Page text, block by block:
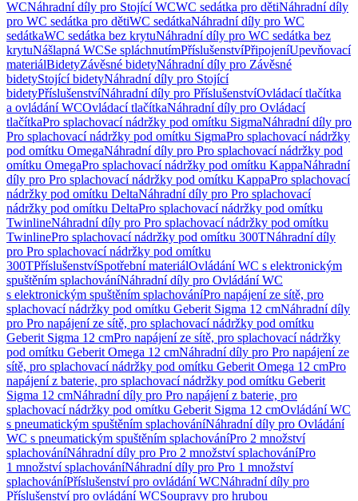
WCNáhradní díly pro Stojící WCWC sedátka pro dětiNáhradní díly
pro WC sedátka pro dětiWC sedátkaNáhradní díly pro WC
sedátkaWC sedátka bez krytuNáhradní díly pro WC sedátka bez
krytuNášlapná WCSe spláchnutímPříslušenstvíPřipojeníUpevňovací
materiálBidetyZávěsné bidetyNáhradní díly pro Závěsné
bidetyStojící bidetyNáhradní díly pro Stojící
bidetyPříslušenstvíNáhradní díly pro PříslušenstvíOvládací tlačítka
a ovládání WCOvládací tlačítkaNáhradní díly pro Ovládací
tlačítkaPro splachovací nádržky pod omítku SigmaNáhradní díly pro
Pro splachovací nádržky pod omítku SigmaPro splachovací nádržky
pod omítku OmegaNáhradní díly pro Pro splachovací nádržky pod
omítku OmegaPro splachovací nádržky pod omítku KappaNáhradní
díly pro Pro splachovací nádržky pod omítku KappaPro splachovací
nádržky pod omítku DeltaNáhradní díly pro Pro splachovací
nádržky pod omítku DeltaPro splachovací nádržky pod omítku
TwinlineNáhradní díly pro Pro splachovací nádržky pod omítku
TwinlinePro splachovací nádržky pod omítku 300TNáhradní díly
pro Pro splachovací nádržky pod omítku
300TPříslušenstvíSpotřební materiálOvládání WC s elektronickým
spuštěním splachováníNáhradní díly pro Ovládání WC
s elektronickým spuštěním splachováníPro napájení ze sítě, pro
splachovací nádržky pod omítku Geberit Sigma 12 cmNáhradní díly
pro Pro napájení ze sítě, pro splachovací nádržky pod omítku
Geberit Sigma 12 cmPro napájení ze sítě, pro splachovací nádržky
pod omítku Geberit Omega 12 cmNáhradní díly pro Pro napájení ze
sítě, pro splachovací nádržky pod omítku Geberit Omega 12 cmPro
napájení z baterie, pro splachovací nádržky pod omítku Geberit
Sigma 12 cmNáhradní díly pro Pro napájení z baterie, pro
splachovací nádržky pod omítku Geberit Sigma 12 cmOvládání WC
s pneumatickým spuštěním splachováníNáhradní díly pro Ovládání
WC s pneumatickým spuštěním splachováníPro 2 množství
splachováníNáhradní díly pro Pro 2 množství splachováníPro
1 množství splachováníNáhradní díly pro Pro 1 množství
splachováníPříslušenství pro ovládání WCNáhradní díly pro
Příslušenství pro ovládání WCSoupravy pro hrubou